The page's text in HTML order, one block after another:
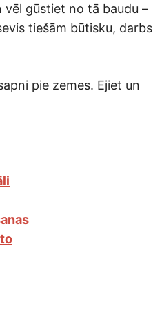
gūstiet no tā baudu –
tiešām būtisku, darbs
pie zemes. Ejiet un